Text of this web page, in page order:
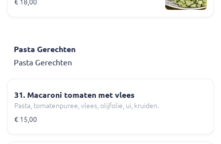
€ 18,00
Pasta Gerechten
Pasta Gerechten
31. Macaroni tomaten met vlees
Pasta, tomatenpuree, vlees, olijfolie, ui, kruiden.
€ 15,00